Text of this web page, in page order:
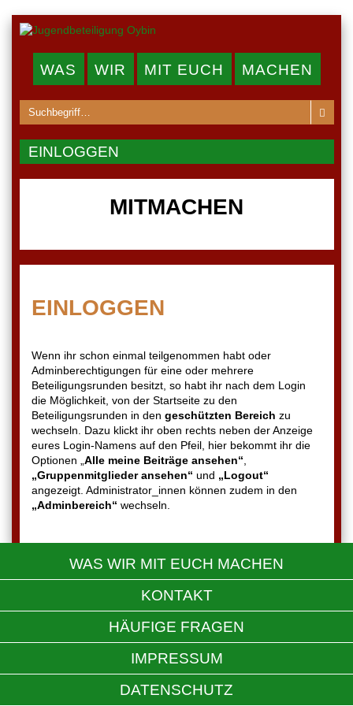
WAS WIR MIT EUCH MACHEN
EINLOGGEN
MITMACHEN
EINLOGGEN
Wenn ihr schon einmal teilgenommen habt oder
Adminberechtigungen für eine oder mehrere
Beteiligungsrunden besitzt, so habt ihr nach dem Login
die Möglichkeit, von der Startseite zu den
Beteiligungsrunden in den geschützten Bereich zu
wechseln. Dazu klickt ihr oben rechts neben der Anzeige
eures Login-Namens auf den Pfeil, hier bekommt ihr die
Optionen „ Alle meine Beiträge ansehen“
„Gruppenmitglieder ansehen“ und „Logout“
angezeigt. Administrator_innen können zudem in den
„Adminbereich“ wechseln.
WAS WIR MIT EUCH MACHEN
KONTAKT
HÄUFIGE FRAGEN
IMPRESSUM
DATENSCHUTZ